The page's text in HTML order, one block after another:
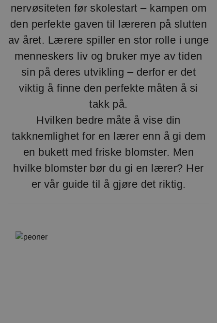
nervøsiteten før skolestart – kampen om
den perfekte gaven til læreren på slutten
av året. Lærere spiller en stor rolle i unge
menneskers liv og bruker mye av tiden
sin på deres utvikling – derfor er det
viktig å finne den perfekte måten å si
takk på.
Hvilken bedre måte å vise din
takknemlighet for en lærer enn å gi dem
en bukett med friske blomster. Men
hvilke blomster bør du gi en lærer? Her
er vår guide til å gjøre det riktig.